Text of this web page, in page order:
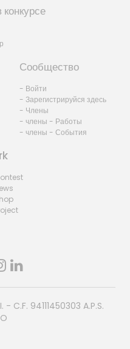
Сообщество
- Войти
- Зарегистрируйся здесь
- Члены
- члены - Работы
- члены - События
- C.F. 94111450303 A.P.S.